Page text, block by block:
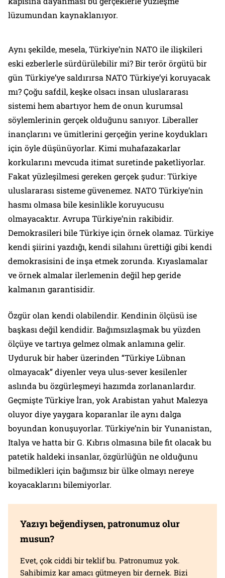
lüzumundan kaynaklanıyor.
Aynı şekilde, mesela, Türkiye’nin NATO ile ilişkileri
eski ezberlerle sürdürülebilir mi? Bir terör örgütü bir
gün Türkiye’ye saldırırsa NATO Türkiye’yi koruyacak
mı? Çoğu safdil, keşke olsacı insan uluslararası
sistemi hem abartıyor hem de onun kurumsal
söylemlerinin gerçek olduğunu sanıyor. Liberaller
inançlarını ve ümitlerini gerçeğin yerine koydukları
için öyle düşünüyorlar. Kimi muhafazakarlar
korkularını mevcuda itimat suretinde paketliyorlar.
Fakat yüzleşilmesi gereken gerçek şudur: Türkiye
uluslararası sisteme güvenemez. NATO Türkiye’nin
hasmı olmasa bile kesinlikle koruyucusu
olmayacaktır. Avrupa Türkiye’nin rakibidir.
Demokrasileri bile Türkiye için örnek olamaz. Türkiye
kendi şiirini yazdığı, kendi silahını ürettiği gibi kendi
demokrasisini de inşa etmek zorunda. Kıyaslamalar
ve örnek almalar ilerlemenin değil hep geride
kalmanın garantisidir.
Özgür olan kendi olabilendir. Kendinin ölçüsü ise
başkası değil kendidir. Bağımsızlaşmak bu yüzden
ölçüye ve tartıya gelmez olmak anlamına gelir.
Uyduruk bir haber üzerinden “Türkiye Lübnan
olmayacak” diyenler veya ulus-sever kesilenler
aslında bu özgürleşmeyi hazımda zorlananlardır.
Geçmişte Türkiye İran, yok Arabistan yahut Malezya
oluyor diye yaygara koparanlar ile aynı dalga
boyundan konuşuyorlar. Türkiye’nin bir Yunanistan,
Italya ve hatta bir G. Kıbrıs olmasına bile fit olacak bu
patetik haldeki insanlar, özgürlüğün ne olduğunu
bilmedikleri için bağımsız bir ülke olmayı nereye
koyacaklarını bilemiyorlar.
Yazıyı beğendiysen, patronumuz olur
musun?
Evet, çok ciddi bir teklif bu. Patronumuz yok.
Sahibimiz kar amacı gütmeyen bir dernek. Bizi